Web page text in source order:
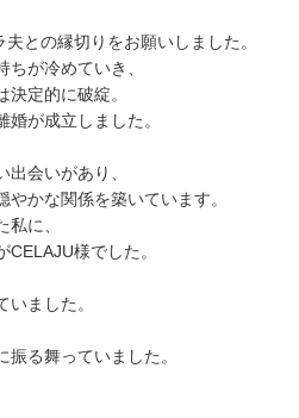
との縁切りをお願いしました。
が冷めていき、
定的に破綻。
が成立しました。
会いがあり、
かな関係を築いています。
私に、
様でした。
ました。
る舞っていました。